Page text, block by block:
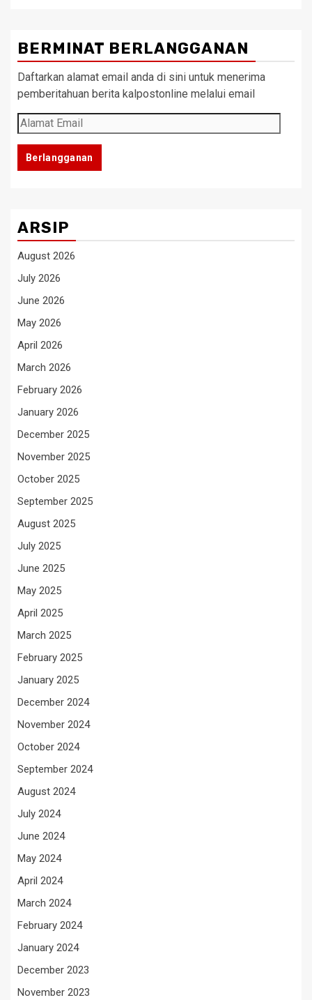
BERMINAT BERLANGGANAN
Daftarkan alamat email anda di sini untuk menerima
pemberitahuan berita kalpostonline melalui email
Alamat
Email
Berlangganan
ARSIP
August 2026
July 2026
June 2026
May 2026
April 2026
March 2026
February 2026
January 2026
December 2025
November 2025
October 2025
September 2025
August 2025
July 2025
June 2025
May 2025
April 2025
March 2025
February 2025
January 2025
December 2024
November 2024
October 2024
September 2024
August 2024
July 2024
June 2024
May 2024
April 2024
March 2024
February 2024
January 2024
December 2023
November 2023